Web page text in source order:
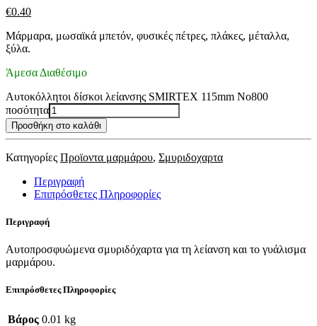
€0.40
Μάρμαρα, μωσαϊκά μπετόν, φυσικές πέτρες, πλάκες, μέταλλα,
ξύλα.
Άμεσα Διαθέσιμο
Αυτοκόλλητοι δίσκοι λείανσης SMIRTEX 115mm No800
ποσότητα
Προσθήκη στο καλάθι
Κατηγορίες Προϊοντα μαρμάρου, Σμυριδοχαρτα
Περιγραφή
Επιπρόσθετες Πληροφορίες
Περιγραφή
Αυτοπροσφυώμενα σμυριδόχαρτα για τη λείανση και το γυάλισμα
μαρμάρου.
Επιπρόσθετες Πληροφορίες
Βάρος 0.01 kg